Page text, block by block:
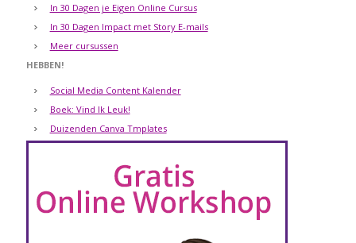
In 30 Dagen je Eigen Online Cursus
In 30 Dagen Impact met Story E-mails
Meer cursussen
HEBBEN!
Social Media Content Kalender
Boek: Vind Ik Leuk!
Duizenden Canva Tmplates